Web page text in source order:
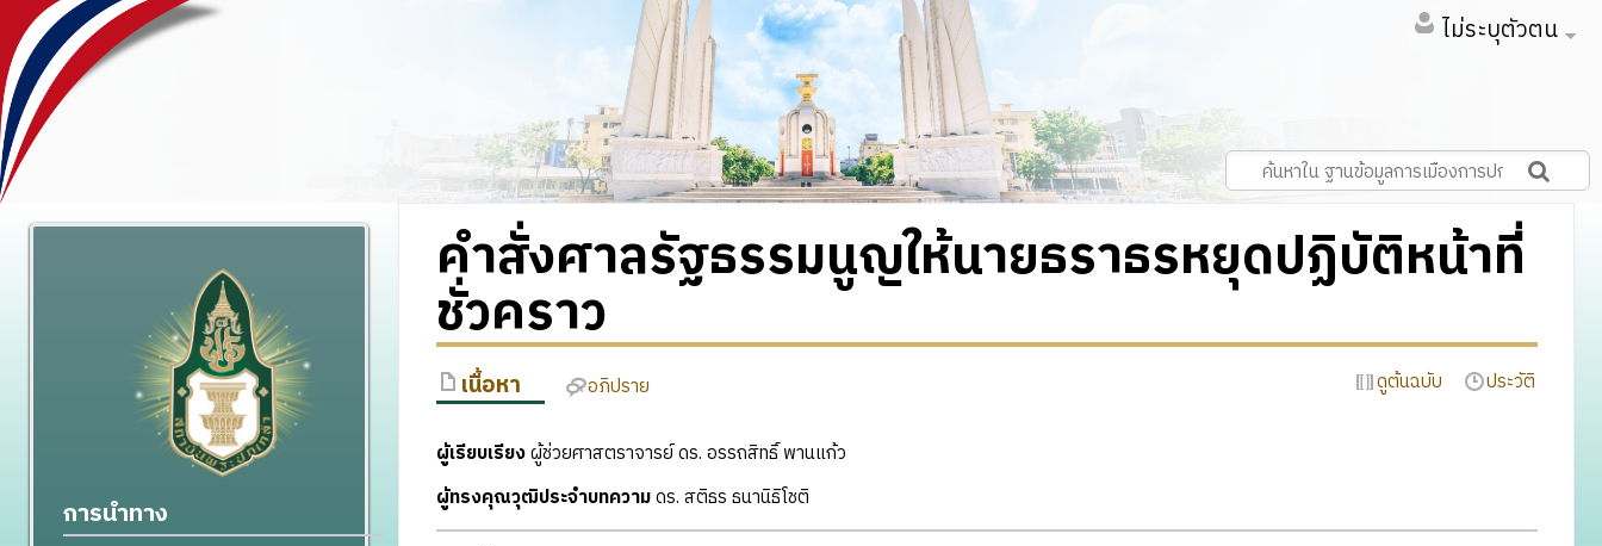
ไม่ระบุตัวตน
คำสั่งศาลรัฐธรรมนูญให้นายธราธรหยุดปฏิบัติหน้าที่
ชั่วคราว
เนื้อหา อภิปราย ดูต้นฉบับ ประวัติ
ผู้เรียบเรียงผู้ช่วยศาสตราจารย์ ดร. อรรถสิทธิ์ พานแก้ว
ผู้ทรงคุณวุฒิประจำบทความดร. สติธร ธนานิธิโชติ
การนำทาง